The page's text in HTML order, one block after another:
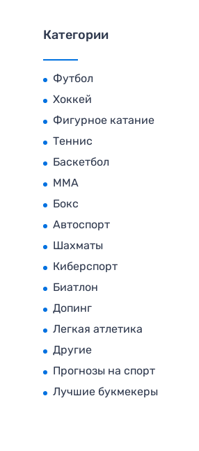
Категории
Футбол
Хоккей
Фигурное катание
Теннис
Баскетбол
MMA
Бокс
Автоспорт
Шахматы
Киберспорт
Биатлон
Допинг
Легкая атлетика
Другие
Прогнозы на спорт
Лучшие букмекеры